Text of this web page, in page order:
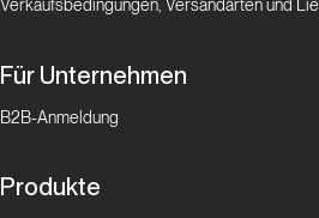
Bernardo
Superstar
Proposte
Verkaufsbedingungen, Versandarten und
Für Unternehmen
B2B-Anmeldung
Produkte